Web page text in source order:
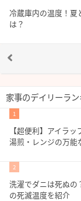
冷蔵庫内の温度！夏
は？
家事のデイリーラ
1
【超便利】アイラ
湯煎・レンジの万
2
洗濯でダニは死ぬの
の死滅温度を紹介